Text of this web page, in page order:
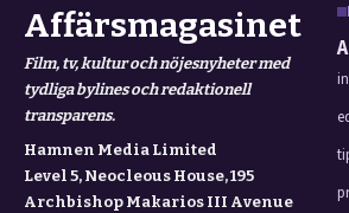
Affärsmagasinet
Film, tv, kultur och nöjesnyheter med
tydliga bylines och redaktionell
transparens.
Hamnen Media Limited
Level 5, Neocleous House, 195
Archbishop Makarios III Avenue